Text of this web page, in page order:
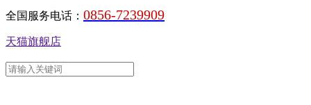
全国服务电话： 0856-7239909
天猫旗舰店